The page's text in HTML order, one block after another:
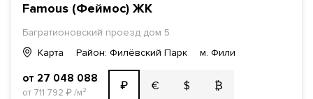
Famous (Феймос) ЖК
Багратионовский проезд дом 5
Карта
Район: Филёвский Парк м. Фили
от 27 048 088
от 711 792 ₽/м² ₽ € $ ₿